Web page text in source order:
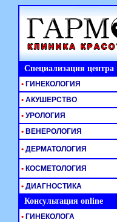
Специализация центра
• ГИНЕКОЛОГИЯ
• АКУШЕРСТВО
• УРОЛОГИЯ
• ВЕНЕРОЛОГИЯ
• ДЕРМАТОЛОГИЯ
• КОСМЕТОЛОГИЯ
• ДИАГНОСТИКА
Консультация online
• ГИНЕКОЛОГА